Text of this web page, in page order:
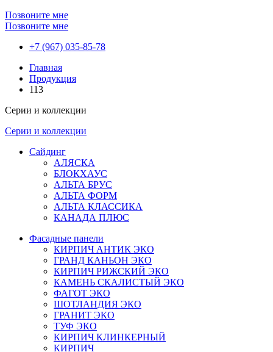
Позвоните мне
Позвоните мне
+7 (967) 035-85-78
Главная
Продукция
113
Серии и коллекции
Серии и коллекции
Сайдинг
АЛЯСКА
БЛОКХАУС
АЛЬТА БРУС
АЛЬТА ФОРМ
АЛЬТА КЛАССИКА
КАНАДА ПЛЮС
Фасадные панели
КИРПИЧ АНТИК ЭКО
ГРАНД КАНЬОН ЭКО
КИРПИЧ РИЖСКИЙ ЭКО
КАМЕНЬ СКАЛИСТЫЙ ЭКО
ФАГОТ ЭКО
ШОТЛАНДИЯ ЭКО
ГРАНИТ ЭКО
ТУФ ЭКО
КИРПИЧ КЛИНКЕРНЫЙ
КИРПИЧ